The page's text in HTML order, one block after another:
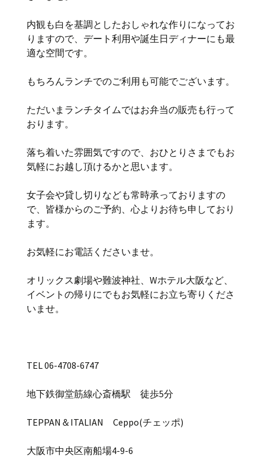
内観も白を基調としたおしゃれな作りになってお
りますので、デート利用や誕生日ディナーにも最
適な空間です。
もちろんランチでのご利用も可能でございます。
ただいまランチタイムではお弁当の販売も行って
おります。
落ち着いた雰囲気ですので、おひとりさまでもお
気軽にお越し頂けるかと思います。
女子会や貸し切りなども常時承っておりますの
で、皆様からのご予約、心よりお待ち申しており
ます。
お気軽にお電話くださいませ。
オリックス劇場や難波神社、Wホテル大阪など、
イベントの帰りにでもお気軽にお立ち寄りくださ
いませ。
TEL 06-4708-6747
地下鉄御堂筋線心斎橋駅 徒歩5分
TEPPAN＆ITALIAN Ceppo(チェッポ)
大阪市中央区南船場4-9-6